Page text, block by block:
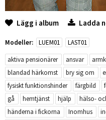
Lägg i album Ladda
Modeller: LUEM01
LAST01
aktiva pensionärer
ansvar
blandad härkomst
bry sig om
fysiskt funktionshinder
färgbild
gå
hemtjänst hjälp hälso-
händerna i fickorna
Inomhus